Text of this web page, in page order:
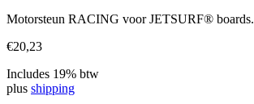
Motorsteun RACING voor JETSURF® boards.
€20,23
Includes 19% btw
plus shipping